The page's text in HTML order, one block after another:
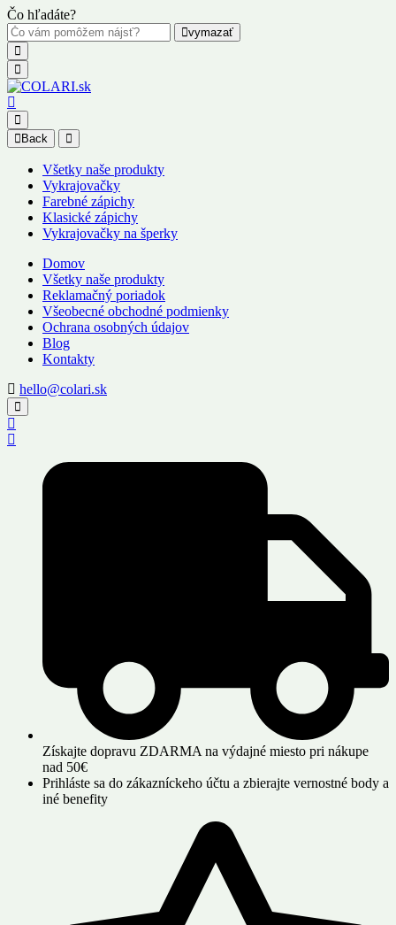
Čo hľadáte?
vymazať
Back
Všetky naše produkty
Vykrajovačky
Farebné zápichy
Klasické zápichy
Vykrajovačky na šperky
Domov
Všetky naše produkty
Reklamačný poriadok
Všeobecné obchodné podmienky
Ochrana osobných údajov
Blog
Kontakty
hello@colari.sk
Získajte dopravu ZDARMA na výdajné miesto pri nákupe
nad 50€
Prihláste sa do zákazníckeho účtu a zbierajte vernostné body a
iné benefity